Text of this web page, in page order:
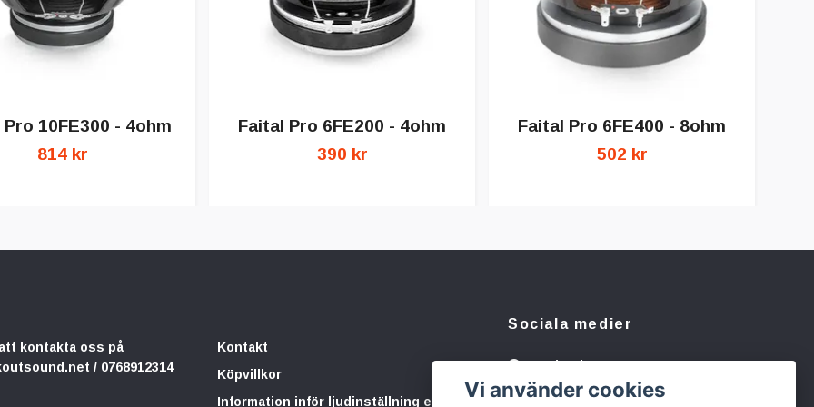
10FE300 - 4ohm
814 kr
Faital Pro 6FE200 - 4ohm
390 kr
Faital Pro 6FE400 - 8ohm
502 kr
kontakta oss på
/ 0768912314
Kontakt
Köpvillkor
Information inför ljudinställning eller
Sociala medier
Facebook
Instagram
Vi använder cookies